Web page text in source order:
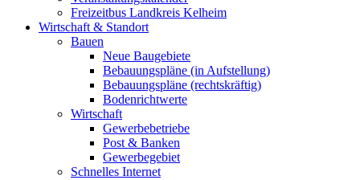
Freizeitbus Landkreis Kelheim
Wirtschaft & Standort
Bauen
Neue Baugebiete
Bebauungspläne (in Aufstellung)
Bebauungspläne (rechtskräftig)
Bodenrichtwerte
Wirtschaft
Gewerbebetriebe
Post & Banken
Gewerbegebiet
Schnelles Internet